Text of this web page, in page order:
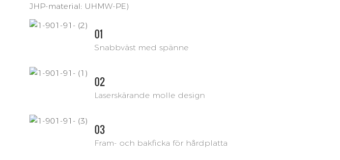
JHP-material: UHMW-PE)
01
Snabbväst med spänne
02
Laserskärande molle design
03
Fram- och bakficka för hårdplatta